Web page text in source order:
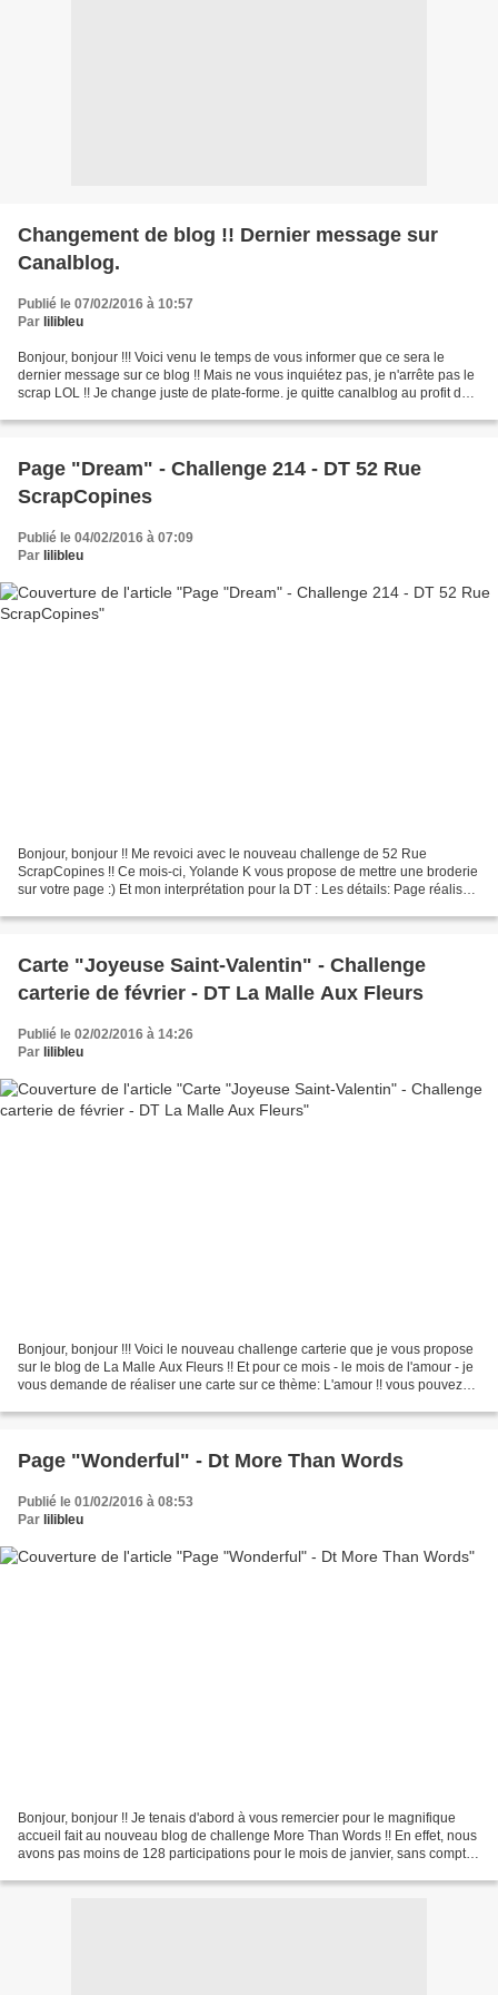
Changement de blog !! Dernier message sur
Canalblog.
Publié le 07/02/2016 à 10:57
Par lilibleu
Bonjour, bonjour !!! Voici venu le temps de vous informer que ce sera le
dernier message sur ce blog !! Mais ne vous inquiétez pas, je n'arrête pas le
scrap LOL !! Je change juste de plate-forme. je quitte canalblog au profit de
Page "Dream" - Challenge 214 - DT 52 Rue
ScrapCopines
Publié le 04/02/2016 à 07:09
Par lilibleu
Bonjour, bonjour !! Me revoici avec le nouveau challenge de 52 Rue
ScrapCopines !! Ce mois-ci, Yolande K vous propose de mettre une broderie
sur votre page :) Et mon interprétation pour la DT : Les détails: Page réalisée
Carte "Joyeuse Saint-Valentin" - Challenge
carterie de février - DT La Malle Aux Fleurs
Publié le 02/02/2016 à 14:26
Par lilibleu
Bonjour, bonjour !!! Voici le nouveau challenge carterie que je vous propose
sur le blog de La Malle Aux Fleurs !! Et pour ce mois - le mois de l'amour - je
vous demande de réaliser une carte sur ce thème: L'amour !! vous pouvez
Page "Wonderful" - Dt More Than Words
Publié le 01/02/2016 à 08:53
Par lilibleu
Bonjour, bonjour !! Je tenais d'abord à vous remercier pour le magnifique
accueil fait au nouveau blog de challenge More Than Words !! En effet, nous
avons pas moins de 128 participations pour le mois de janvier, sans compter